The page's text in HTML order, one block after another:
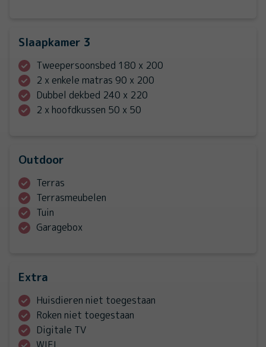
Slaapkamer 3
Tweepersoonsbed 180 x 200
2 x enkele matras 90 x 200
Dubbel dekbed 240 x 220
2 x hoofdkussen 50 x 50
Outdoor
Terras
Terrasmeubelen
Tuin
Garagebox
Extra
Huisdieren niet toegestaan
Roken niet toegestaan
Digitale TV